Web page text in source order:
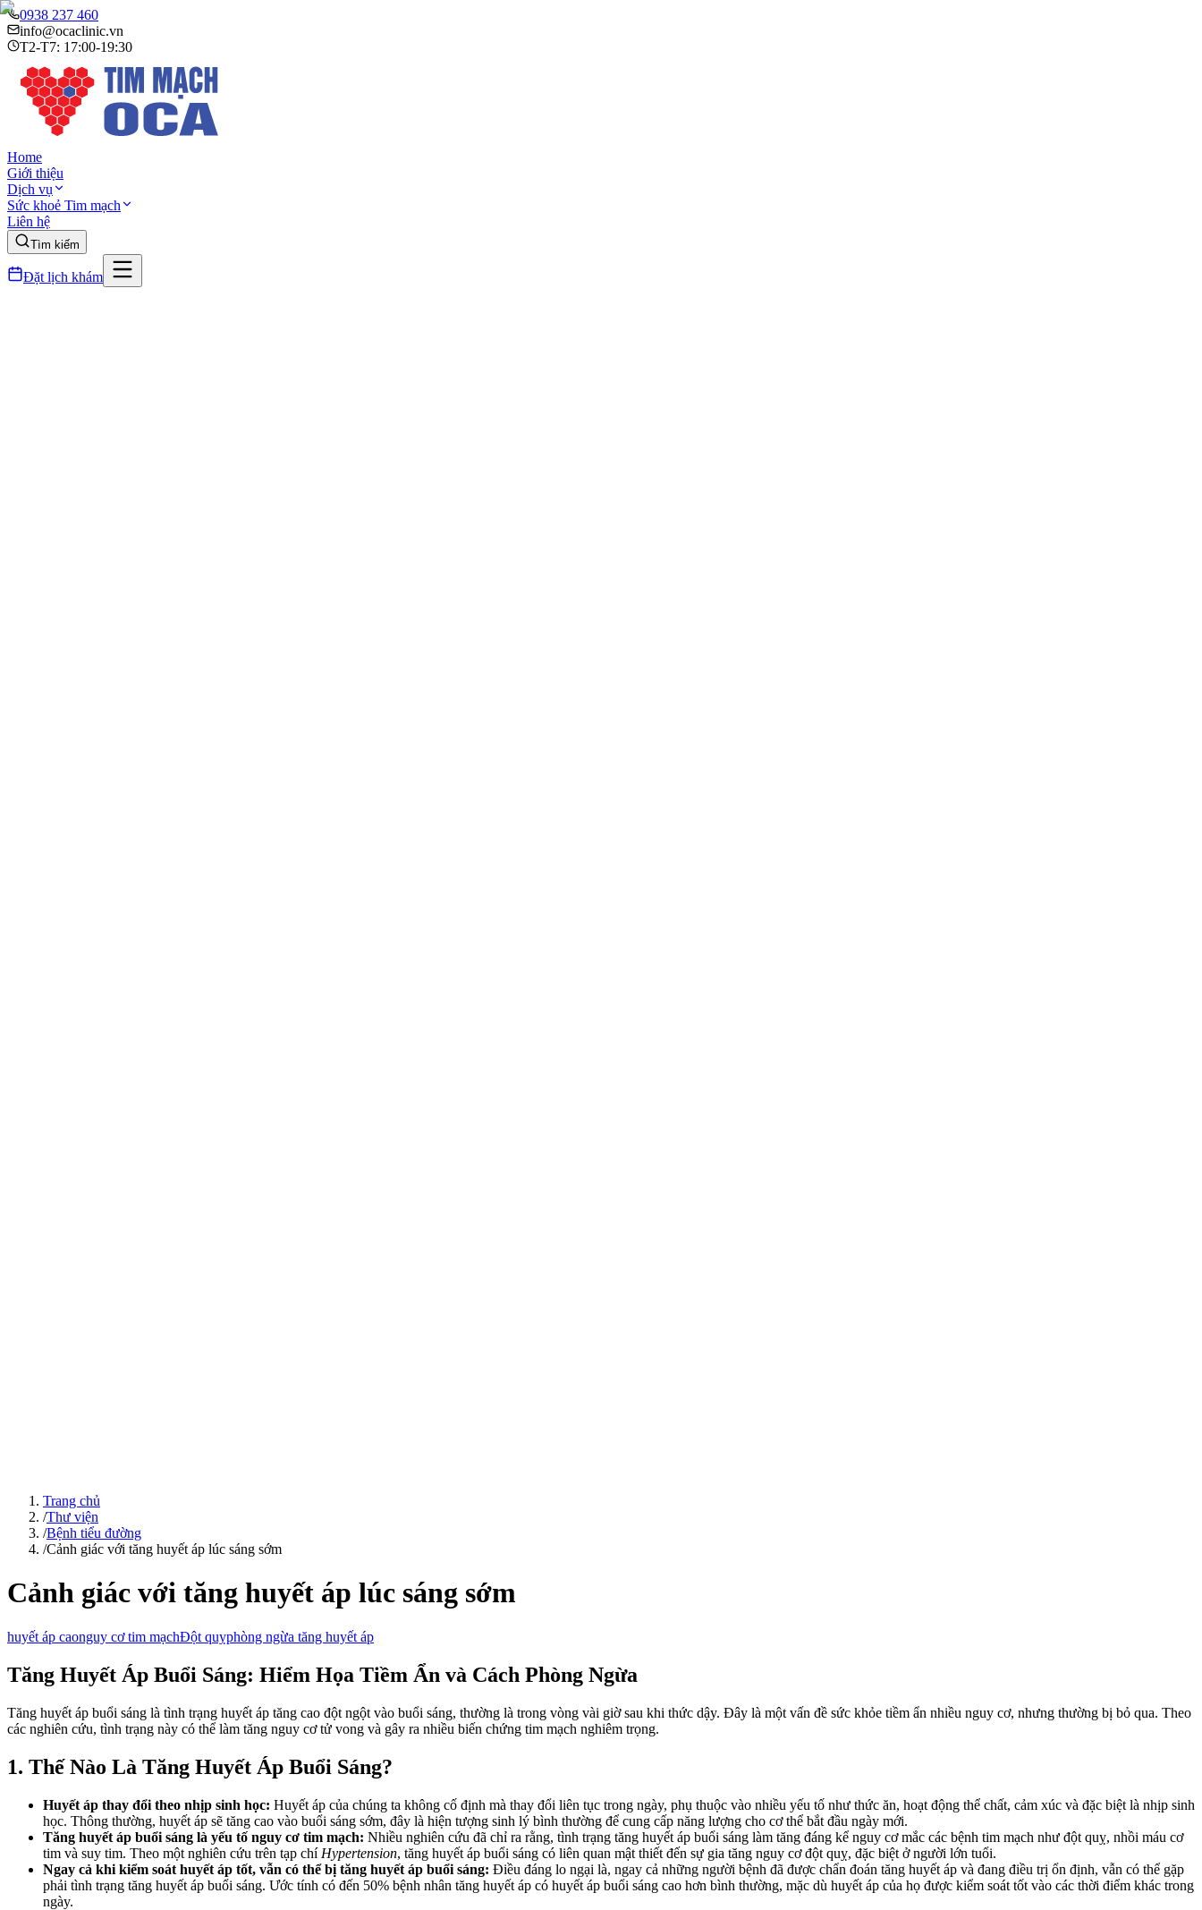
0938 237 460
info@ocaclinic.vn
T2-T7: 17:00-19:30
Home
Giới thiệu
Dịch vụ
Sức khoẻ Tim mạch
Liên hệ
Tìm kiếm
Đặt lịch khám
Trang chủ
/Thư viện
/Bệnh tiểu đường
/Cảnh giác với tăng huyết áp lúc sáng sớm
Cảnh giác với tăng huyết áp lúc sáng sớm
huyết áp caonguy cơ tim mạchĐột quỵphòng ngừa tăng huyết áp
Tăng Huyết Áp Buổi Sáng: Hiểm Họa Tiềm Ẩn và Cách Phòng Ngừa
Tăng huyết áp buổi sáng là tình trạng huyết áp tăng cao đột ngột vào buổi sáng, thường là trong vòng vài giờ sau khi thức dậy. Đây là một vấn đề sức khỏe tiềm ẩn nhiều nguy cơ, nhưng thường bị bỏ qua. Theo
các nghiên cứu, tình trạng này có thể làm tăng nguy cơ tử vong và gây ra nhiều biến chứng tim mạch nghiêm trọng.
1. Thế Nào Là Tăng Huyết Áp Buổi Sáng?
Huyết áp thay đổi theo nhịp sinh học: Huyết áp của chúng ta không cố định mà thay đổi liên tục trong ngày, phụ thuộc vào nhiều yếu tố như thức ăn, hoạt động thể chất, cảm xúc và đặc biệt là nhịp sinh
học. Thông thường, huyết áp sẽ tăng cao vào buổi sáng sớm, đây là hiện tượng sinh lý bình thường để cung cấp năng lượng cho cơ thể bắt đầu ngày mới.
Tăng huyết áp buổi sáng là yếu tố nguy cơ tim mạch: Nhiều nghiên cứu đã chỉ ra rằng, tình trạng tăng huyết áp buổi sáng làm tăng đáng kể nguy cơ mắc các bệnh tim mạch như đột quỵ, nhồi máu cơ
tim và suy tim. Theo một nghiên cứu trên tạp chí Hypertension, tăng huyết áp buổi sáng có liên quan mật thiết đến sự gia tăng nguy cơ đột quỵ, đặc biệt ở người lớn tuổi.
Ngay cả khi kiểm soát huyết áp tốt, vẫn có thể bị tăng huyết áp buổi sáng: Điều đáng lo ngại là, ngay cả những người bệnh đã được chẩn đoán tăng huyết áp và đang điều trị ổn định, vẫn có thể gặp
phải tình trạng tăng huyết áp buổi sáng. Ước tính có đến 50% bệnh nhân tăng huyết áp có huyết áp buổi sáng cao hơn bình thường, mặc dù huyết áp của họ được kiểm soát tốt vào các thời điểm khác trong
ngày.